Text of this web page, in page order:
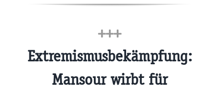
+++
Extremismusbekämpfung:
Mansour wirbt für